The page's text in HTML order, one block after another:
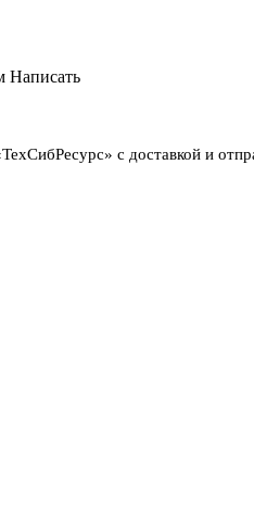
Написать
с доставкой и